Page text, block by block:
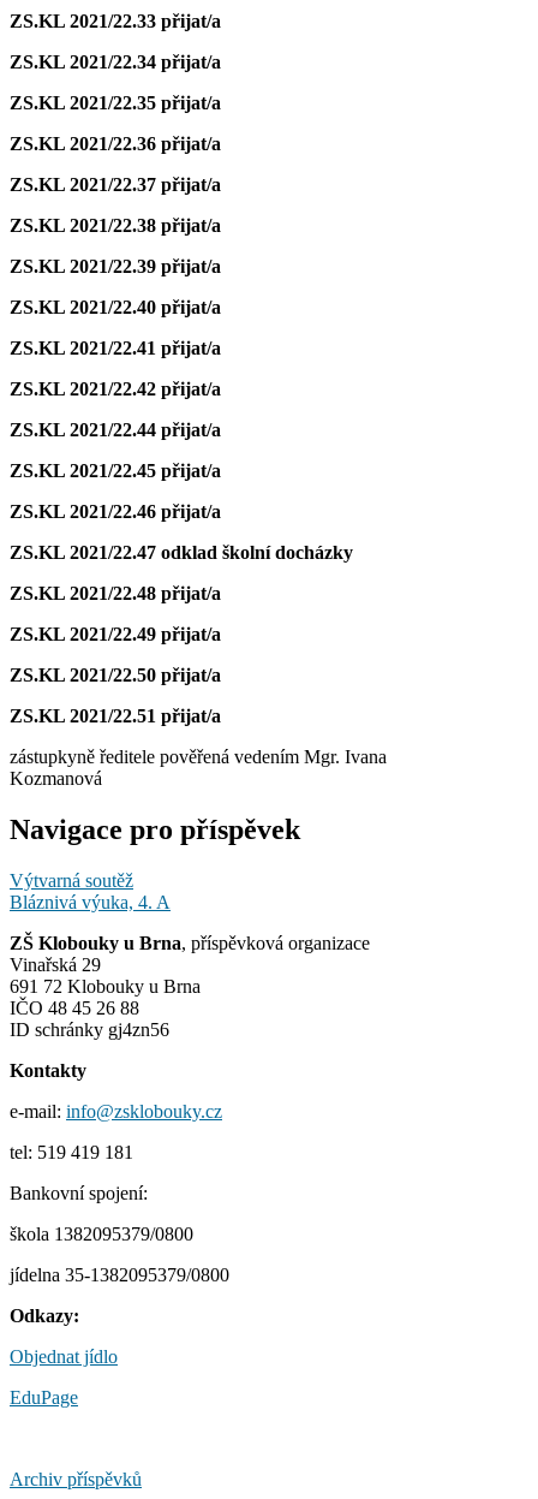
ZS.KL 2021/22.33 přijat/a
ZS.KL 2021/22.34 přijat/a
ZS.KL 2021/22.35 přijat/a
ZS.KL 2021/22.36 přijat/a
ZS.KL 2021/22.37 přijat/a
ZS.KL 2021/22.38 přijat/a
ZS.KL 2021/22.39 přijat/a
ZS.KL 2021/22.40 přijat/a
ZS.KL 2021/22.41 přijat/a
ZS.KL 2021/22.42 přijat/a
ZS.KL 2021/22.44 přijat/a
ZS.KL 2021/22.45 přijat/a
ZS.KL 2021/22.46 přijat/a
ZS.KL 2021/22.47 odklad školní docházky
ZS.KL 2021/22.48 přijat/a
ZS.KL 2021/22.49 přijat/a
ZS.KL 2021/22.50 přijat/a
ZS.KL 2021/22.51 přijat/a
zástupkyně ředitele pověřená vedením Mgr. Ivana
Kozmanová
Navigace pro příspěvek
Výtvarná soutěž
Bláznivá výuka, 4. A
ZŠ Klobouky u Brna, příspěvková organizace
Vinařská 29
691 72 Klobouky u Brna
IČO 48 45 26 88
ID schránky gj4zn56
Kontakty
e-mail: info@zsklobouky.cz
tel: 519 419 181
Bankovní spojení:
škola 1382095379/0800
jídelna 35-1382095379/0800
Odkazy:
Objednat jídlo
EduPage
Archiv příspěvků